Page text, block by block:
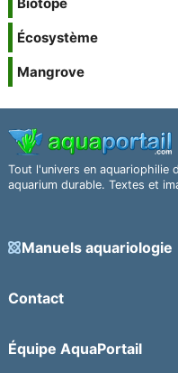
Écosystème
Mangrove
Tout l'univers en
aquarium durable. Textes et
Manuels aquariologie
Contact
Équipe AquaPortail